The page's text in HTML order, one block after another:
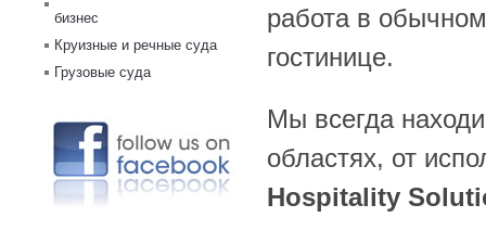
бизнес
Круизные и речные суда
Грузовые суда
работа в
гостинице.
Мы всегда
областях, от
Hospitality